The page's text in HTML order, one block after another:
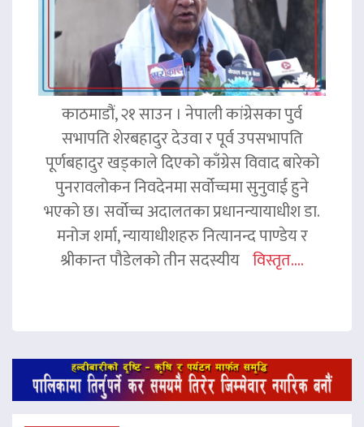
काठमाडौं, २१ साउन । नेपाली कांग्रेसका पुर्व
सभापति शेरबहादुर देउवा र पूर्व उपसभापति
पूर्णबहादुर खड्काले दिएको काँग्रेस विवाद बारेको
पुनरावलोकन निवदेनमा सर्वोच्चमा सुनुवाई हुने
भएको छ। सर्वोच्च अदालतका प्रधानन्यायाधीश डा.
मनोज शर्मा, न्यायाधीशहरु नित्यानन्द पाण्डेय र
श्रीकान्त पौडेलको तीन सदस्यीय विस्तृत....